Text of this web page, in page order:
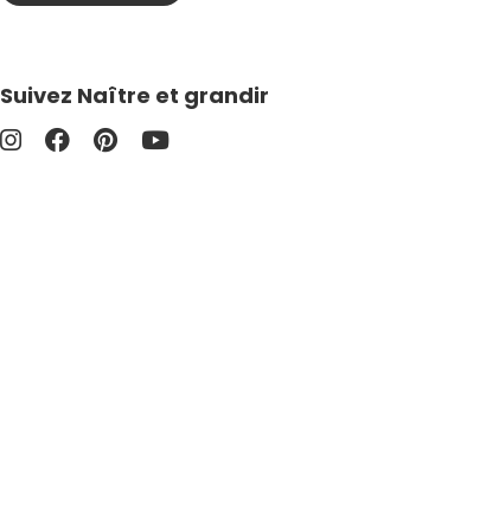
Suivez Naître et grandir